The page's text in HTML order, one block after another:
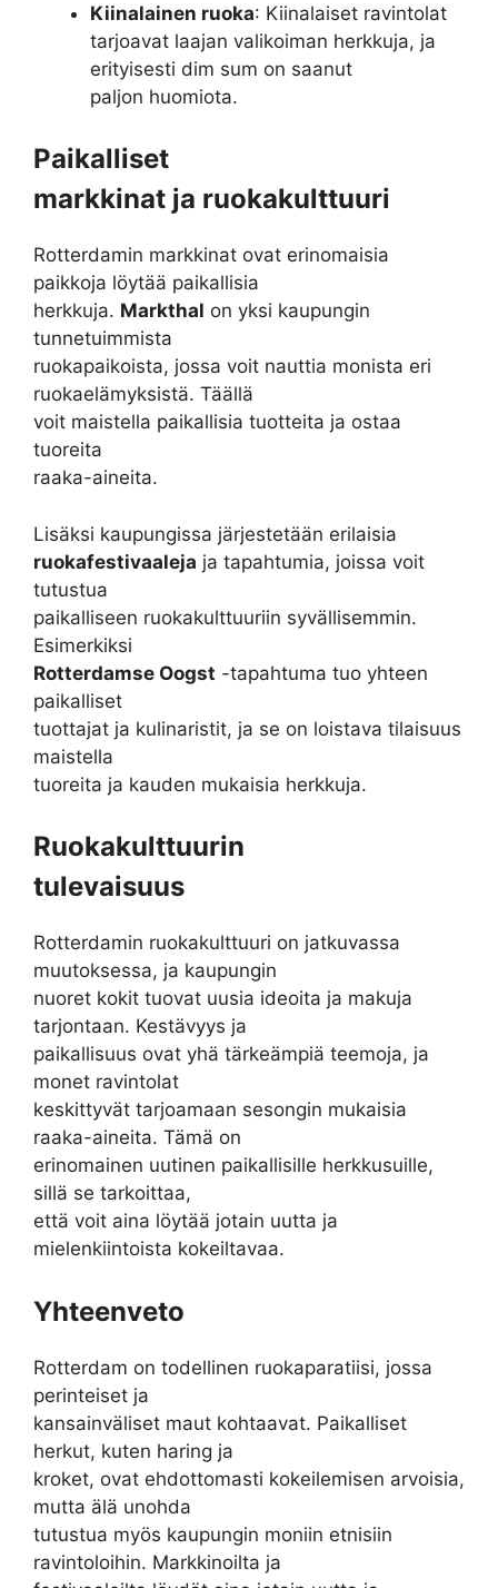
Kiinalainen ruoka: Kiinalaiset ravintolat
tarjoavat laajan valikoiman herkkuja, ja
erityisesti dim sum on saanut
paljon huomiota.
Paikalliset
markkinat ja ruokakulttuuri
Rotterdamin markkinat ovat erinomaisia
paikkoja löytää paikallisia
herkkuja. Markthal on yksi kaupungin
tunnetuimmista
ruokapaikoista, jossa voit nauttia monista eri
ruokaelämyksistä. Täällä
voit maistella paikallisia tuotteita ja ostaa
tuoreita
raaka-aineita.
Lisäksi kaupungissa järjestetään erilaisia
ruokafestivaaleja ja tapahtumia, joissa voit
tutustua
paikalliseen ruokakulttuuriin syvällisemmin.
Esimerkiksi
Rotterdamse Oogst -tapahtuma tuo yhteen
paikalliset
tuottajat ja kulinaristit, ja se on loistava tilaisuus
maistella
tuoreita ja kauden mukaisia herkkuja.
Ruokakulttuurin
tulevaisuus
Rotterdamin ruokakulttuuri on jatkuvassa
muutoksessa, ja kaupungin
nuoret kokit tuovat uusia ideoita ja makuja
tarjontaan. Kestävyys ja
paikallisuus ovat yhä tärkeämpiä teemoja, ja
monet ravintolat
keskittyvät tarjoamaan sesongin mukaisia
raaka-aineita. Tämä on
erinomainen uutinen paikallisille herkkusuille,
sillä se tarkoittaa,
että voit aina löytää jotain uutta ja
mielenkiintoista kokeiltavaa.
Yhteenveto
Rotterdam on todellinen ruokaparatiisi, jossa
perinteiset ja
kansainväliset maut kohtaavat. Paikalliset
herkut, kuten haring ja
kroket, ovat ehdottomasti kokeilemisen arvoisia,
mutta älä unohda
tutustua myös kaupungin moniin etnisiin
ravintoloihin. Markkinoilta ja